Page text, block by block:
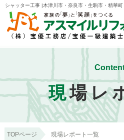
シャッター工事 |木津川市・奈良市・生駒市・精華
アスマイルリフォーム
現場レ
TOPページ 現場レポート一覧